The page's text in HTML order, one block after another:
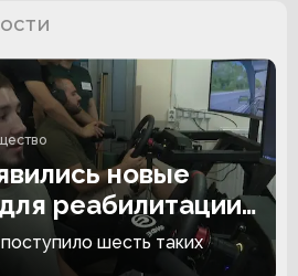
новые
реабилитации
шесть таких